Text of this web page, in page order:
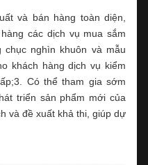
và bán hàng toàn diện,
các dịch vụ mua sắm
nghìn khuôn và mẫu
khách hàng dịch vụ kiểm
Có thể tham gia sớm
triển sản phẩm mới của
và đề xuất khả thi, giúp dự